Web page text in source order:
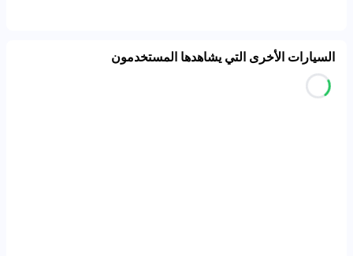
السيارات الأخرى التي يشاهدها المستخدمون